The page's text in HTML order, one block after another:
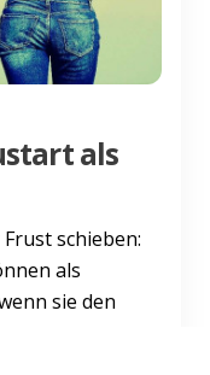
als
schieben:
als
sie den